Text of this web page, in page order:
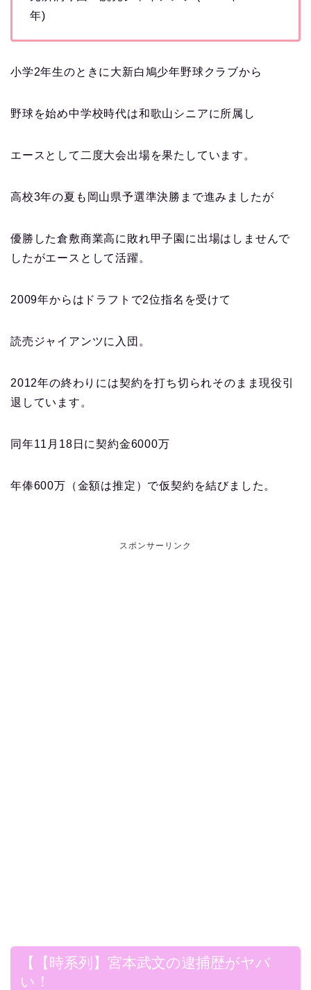
年)
小学2年生のときに大新白鳩少年野球クラブから
野球を始め中学校時代は和歌山シニアに所属し
エースとして二度大会出場を果たしています。
高校3年の夏も岡山県予選準決勝まで進みましたが
優勝した倉敷商業高に敗れ甲子園に出場はしませんで
したがエースとして活躍。
2009年からはドラフトで2位指名を受けて
読売ジャイアンツに入団。
2012年の終わりには契約を打ち切られそのまま現役引
退しています。
同年11月18日に契約金6000万
年俸600万（金額は推定）で仮契約を結びました。
スポンサーリンク
【【時系列】宮本武文の逮捕歴がヤバ
い！